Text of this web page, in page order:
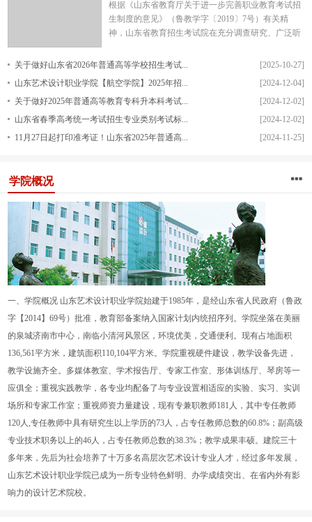
根据《山东省教育厅关于进一步完善职业教育考试招
生制度的意见》（鲁教学字〔2019〕7号）有关精
神，山东省教育招生考试院在充分调查研究、广泛听
实际和招生工作实...
[2025-10-27]
关于做好山东省2026年普通高等学校招生考试...
[2024-12-04]
山东艺术设计职业学院【航空学院】2025年招...
[2024-12-02]
关于做好2025年普通高等教育专科升本科考试...
[2024-12-02]
山东省春季高考统一考试招生专业类别考试标...
[2024-11-25]
11月27日起打印准考证！山东省2025年普通高...
学院概况
一、学院概况 山东艺术设计职业学院始建于1985年，是经山东省人民政府（鲁政
字【2014】69号）批准，教育部备案纳入国家计划内统招序列。学院坐落在美丽
的泉城济南市中心，南临小清河风景区，环境优美，交通便利。现有占地面积
136,561平方米，建筑面积110,104平方米。学院重视硬件建设，教学设备先进，
教学设施齐全。多媒体教室、学术报告厅、专家工作室、形体训练厅、琴房等一
应俱全；重视实践教学，各专业均配备了与专业设置相适应的实验、实习、实训
场所和专家工作室；重视师资力量建设，现有专兼职教师181人，其中专任教师
120人,专任教师中具有研究生以上学历的73人，占专任教师总数的60.8%；副高级
专业技术职务以上的46人，占专任教师总数的38.3%；教学成果丰硕。建院三十
多年来，先后为社会培养了十万多名高层次艺术设计专业人才，经过多年发展，
山东艺术设计职业学院已成为一所专业特色鲜明、办学成绩突出、在省内外有影
响力的设计艺术院校。